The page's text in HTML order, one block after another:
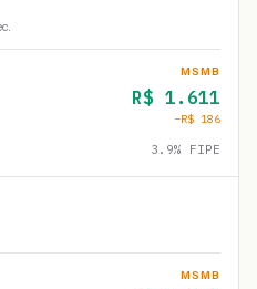
MSMB
R$ 1.611
−R$ 186
3.9% FIPE
MSMB